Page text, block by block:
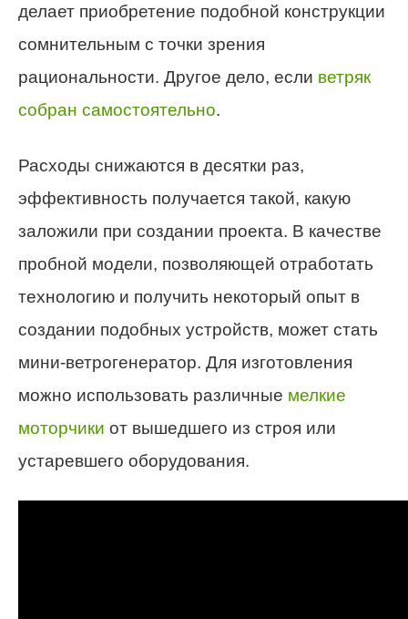
делает приобретение подобной конструкции
сомнительным с точки зрения
рациональности. Другое дело, если ветряк
собран самостоятельно.
Расходы снижаются в десятки раз,
эффективность получается такой, какую
заложили при создании проекта. В качестве
пробной модели, позволяющей отработать
технологию и получить некоторый опыт в
создании подобных устройств, может стать
мини-ветрогенератор. Для изготовления
можно использовать различные мелкие
моторчики от вышедшего из строя или
устаревшего оборудования.